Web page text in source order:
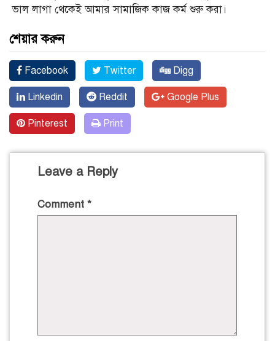
ভাল লাগা থেকেই আমার সামাজিক কাজ কর্ম শুরু করা।
শেয়ার করুন
Facebook Twitter Digg
Linkedin Reddit Google Plus
Pinterest Print
Leave a Reply
Comment *